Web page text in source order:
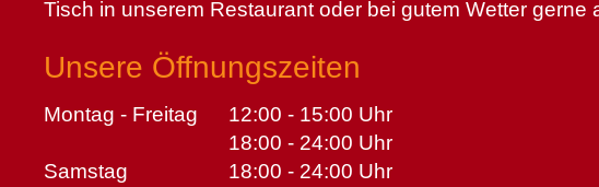
Tisch in unserem Restaurant oder bei gutem Wetter
Unsere Öffnungszeiten
Montag - Freitag
12:00 - 15:00 Uhr
18:00 - 24:00 Uhr
Samstag
18:00 - 24:00 Uhr